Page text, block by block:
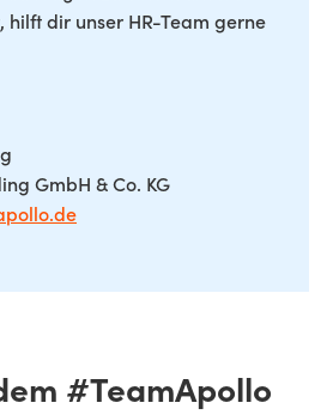
hilft dir unser HR-Team gerne
GmbH & Co. KG
#TeamApollo